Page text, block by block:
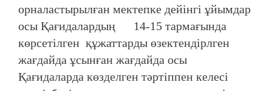
орналастырылған мектепке дейінгі ұйымдар
осы Қағидалардың 14-15 тармағында
көрсетілген құжаттарды өзектендірлген
жағдайда ұсынған жағдайда осы
Қағидаларда көзделген тәртіппен келесі